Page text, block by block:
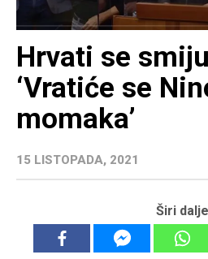
Hrvati se
‘Vratiće se
momaka’
15 LISTOPADA, 2021
Širi dalje